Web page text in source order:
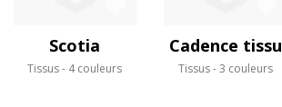
Scotia
Tissus 4 couleurs
Cadence tissu
Tissus 3 couleurs